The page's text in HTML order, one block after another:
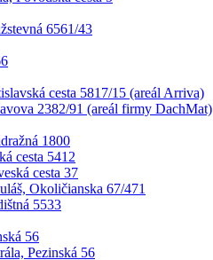
6561/43
cesta 5817/15 (areál Arriva)
2382/91 (areál firmy DachMat)
1800
cesta 5412
cesta 37
Okoličianska 67/471
5533
56
Pezinská 56